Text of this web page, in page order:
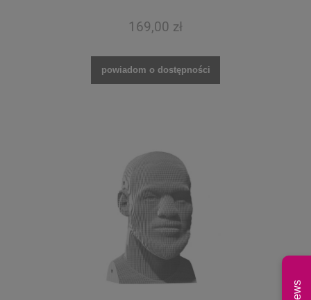
169,00 zł
powiadom o dostępności
News